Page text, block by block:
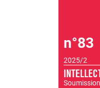
n°83
2025/2